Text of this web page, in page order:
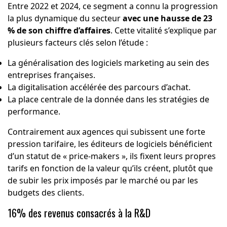
Entre 2022 et 2024, ce segment a connu la progression
la plus dynamique du secteuravec une hausse de 23
% de son chiffre d’affaires. Cette vitalité s’explique par
plusieurs facteurs clés selon l’étude :
La généralisation des logiciels marketing au sein des
entreprises françaises.
La digitalisation accélérée des parcours d’achat.
La place centrale de la donnée dans les stratégies de
performance.
Contrairement aux agences qui subissent une forte
pression tarifaire, les éditeurs de logiciels bénéficient
d’un statut de « price-makers », ils fixent leurs propres
tarifs en fonction de la valeur qu’ils créent, plutôt que
de subir les prix imposés par le marché ou par les
budgets des clients.
16% des revenus consacrés à la R&D